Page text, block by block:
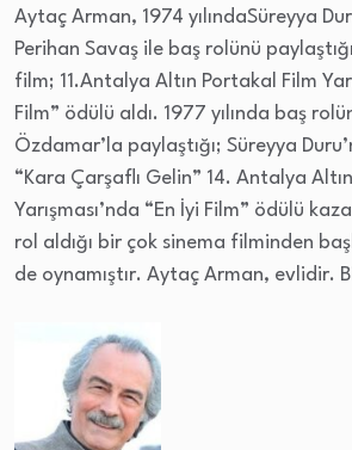
Aytaç Arman, 1974 yılındaSüreyya
Perihan Savaş ile baş rolünü
film; 11.Antalya Altın Portakal Film
Film” ödülü aldı. 1977 yılında baş
Özdamar’la paylaştığı; Süreyya
“Kara Çarşaflı Gelin” 14. Antalya
Yarışması’nda “En İyi Film” ödülü
rol aldığı bir çok sinema filminden
de oynamıştır. Aytaç Arman, evlidir.